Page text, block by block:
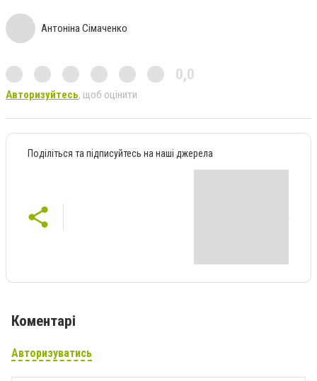
Антоніна Сімаченко
0,0
Авторизуйтесь, щоб оцінити
Поділіться та підписуйтесь на наші джерела
Коментарі
Авторизуватись